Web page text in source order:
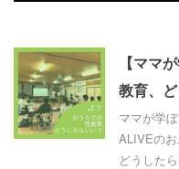
【ママ
教育、
ママが学
ALIVEのお
どうした